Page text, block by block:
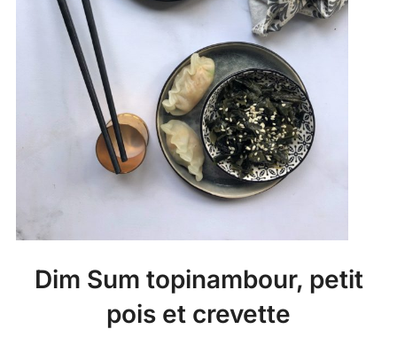
Dim Sum topinambour, petit
pois et crevette